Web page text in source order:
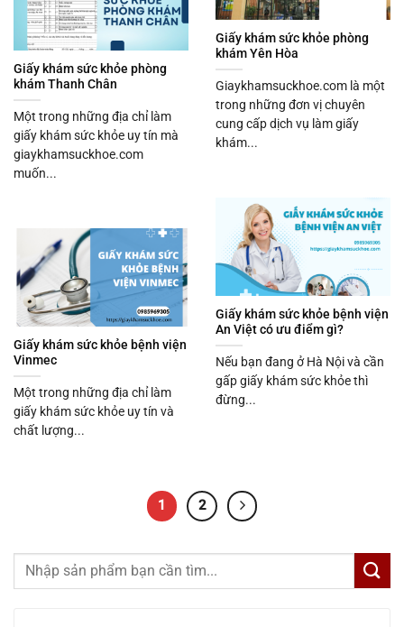
Giấy khám sức khỏe phòng
khám Yên Hòa
Giaykhamsuckhoe.com là một
trong những đơn vị chuyên
cung cấp dịch vụ làm giấy
khám...
Giấy khám sức khỏe phòng
khám Thanh Chân
Một trong những địa chỉ làm
giấy khám sức khỏe uy tín mà
giaykhamsuckhoe.com
muốn...
Giấy khám sức khỏe bệnh viện
An Việt có ưu điểm gì?
Nếu bạn đang ở Hà Nội và cần
gấp giấy khám sức khỏe thì
đừng...
Giấy khám sức khỏe bệnh viện
Vinmec
Một trong những địa chỉ làm
giấy khám sức khỏe uy tín và
chất lượng...
1 2